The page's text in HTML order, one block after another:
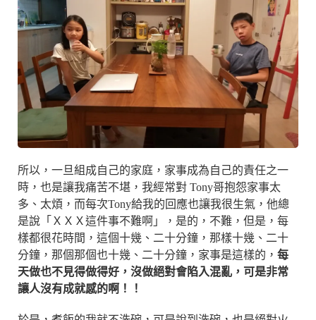
所以，一旦組成自己的家庭，家事成為自己的責任之一
時，也是讓我痛苦不堪，我經常對 Tony哥抱怨家事太
多、太煩，而每次Tony給我的回應也讓我很生氣，他總
是說「ＸＸＸ這件事不難啊」，是的，不難，但是，每
樣都很花時間，這個十幾、二十分鐘，那樣十幾、二十
分鐘，那個那個也十幾、二十分鐘，家事是這樣的， 每
天做也不見得做得好，沒做絕對會陷入混亂，可是非常
讓人沒有成就感的啊！！